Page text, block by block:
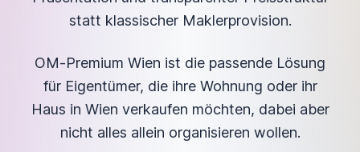
statt klassischer Maklerprovision.
OM-Premium Wien ist die passende Lösung
für Eigentümer, die ihre Wohnung oder ihr
Haus in Wien verkaufen möchten, dabei aber
nicht alles allein organisieren wollen.